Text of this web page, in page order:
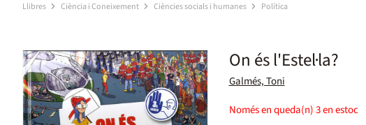
Llibres Ciència i Coneixement Ciències socials i humanes Política
On és l'Estel·la?
Galmés, Toni
Només en queda(n)3en estoc